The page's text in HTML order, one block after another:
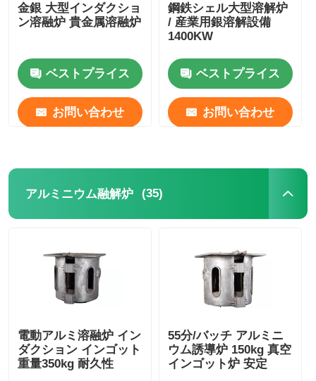
金銀 大型インダクショ
ン溶融炉 貴金属溶融炉
ベストプライス
お問い合わせ
鋼鉄シェル大型溶解炉
/ 産業用銀溶解設備
1400KW
ベストプライス
お問い合わせ
アルミニウム融解炉 (35)
電動アルミ溶融炉 イン
ダクション インゴット
重量350kg 耐久性
55分/バッチ アルミニ
ウム誘導炉 150kg 真空
インゴット炉 安定